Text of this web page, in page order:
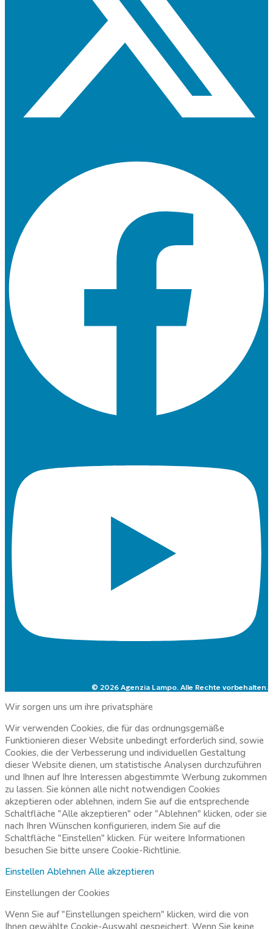
© 2026 Agenzia Lampo. Alle Rechte vorbehalten.
Wir sorgen uns um ihre privatsphäre
Wir verwenden Cookies, die für das ordnungsgemäße
Funktionieren dieser Website unbedingt erforderlich sind, sowie
Cookies, die der Verbesserung und individuellen Gestaltung
dieser Website dienen, um statistische Analysen durchzuführen
und Ihnen auf Ihre Interessen abgestimmte Werbung zukommen
zu lassen. Sie können alle nicht notwendigen Cookies
akzeptieren oder ablehnen, indem Sie auf die entsprechende
Schaltfläche "Alle akzeptieren" oder "Ablehnen" klicken, oder sie
nach Ihren Wünschen konfigurieren, indem Sie auf die
Schaltfläche "Einstellen" klicken. Für weitere Informationen
besuchen Sie bitte unsere Cookie-Richtlinie.
Einstellen Ablehnen Alle akzeptieren
Einstellungen der Cookies
Wenn Sie auf "Einstellungen speichern" klicken, wird die von
Ihnen gewählte Cookie-Auswahl gespeichert. Wenn Sie keine